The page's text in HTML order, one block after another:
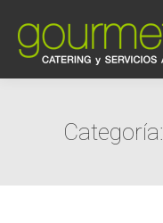
Categoría: